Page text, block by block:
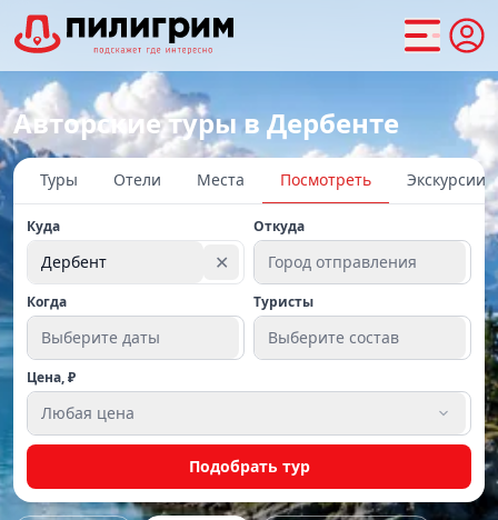
Авторские туры в Дербенте
Туры Отели Места Посмотреть Экскурсии
Куда
Дербент ✕
Откуда
Город отправления
Когда
Выберите даты
Туристы
Выберите состав
Цена, ₽
Любая цена
Подобрать тур